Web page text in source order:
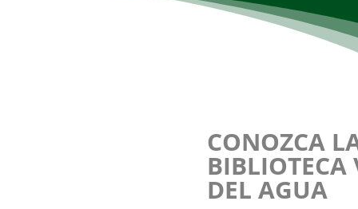
CONOZCA
BIBLIOTECA
DEL AGUA